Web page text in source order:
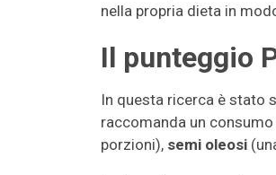
nella propria dieta in
Il punteggio
In questa ricerca è stato
raccomanda un
porzioni), semi oleosi